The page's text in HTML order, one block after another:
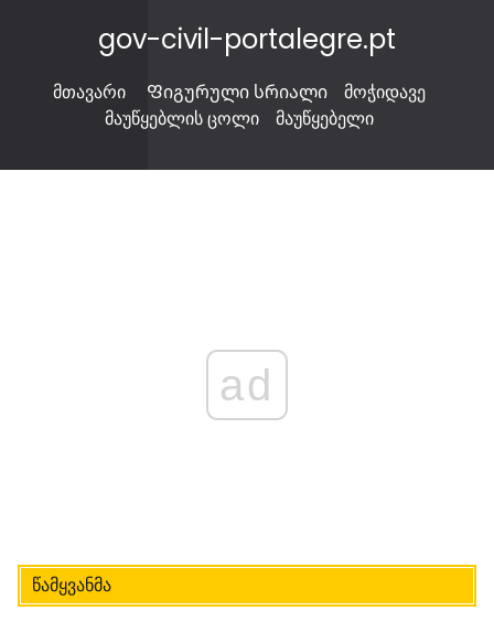
gov-civil-portalegre.pt
მთავარი Ფიგურული სრიალი
მოჭიდავე
მაუწყებლის ცოლი
მაუწყებელი
ad
წამყვანმა